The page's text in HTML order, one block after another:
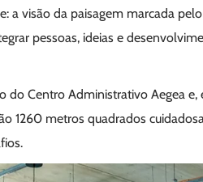
a visão da paisagem marcada
pessoas, ideias e
do Centro Administrativo Aegea e,
1260 metros quadrados